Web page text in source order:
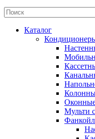
Каталог
Мульти